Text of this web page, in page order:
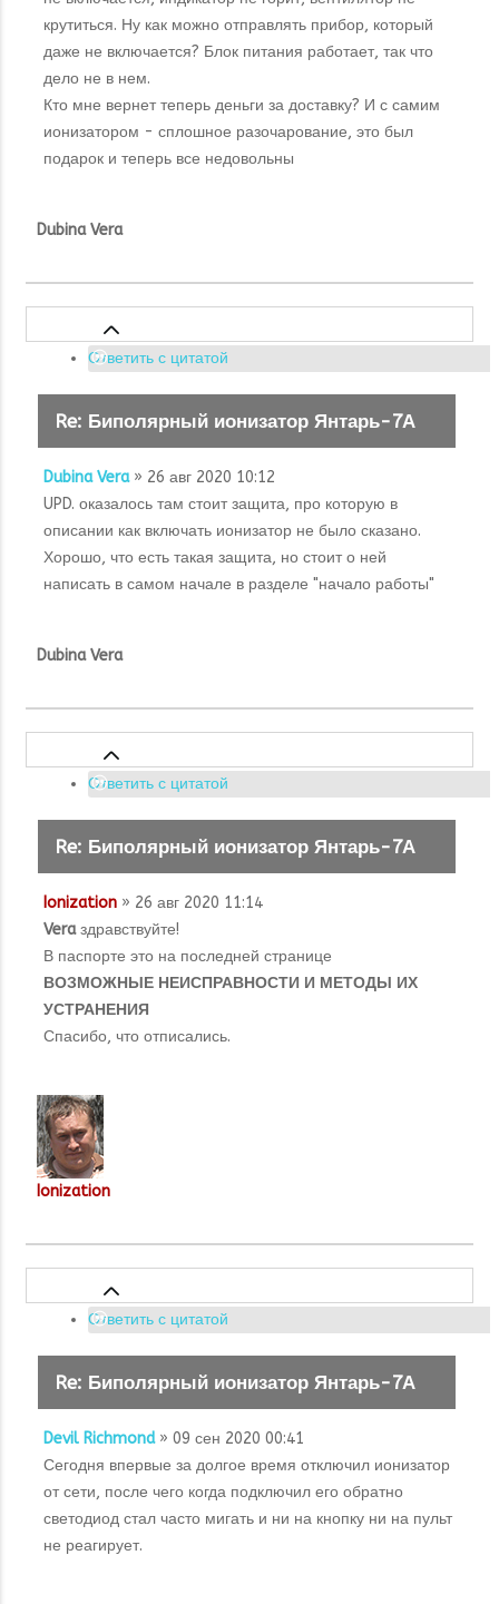
крутиться. Ну как можно отправлять прибор, который
даже не включается? Блок питания работает, так что
дело не в нем.
Кто мне вернет теперь деньги за доставку? И с самим
ионизатором - сплошное разочарование, это был
подарок и теперь все недовольны
Dubina Vera
Ответить с цитатой
Re: Биполярный ионизатор Янтарь-7А
Dubina Vera» 26 авг 2020 10:12
UPD. оказалось там стоит защита, про которую в
описании как включать ионизатор не было сказано.
Хорошо, что есть такая защита, но стоит о ней
написать в самом начале в разделе "начало работы"
Dubina Vera
Ответить с цитатой
Re: Биполярный ионизатор Янтарь-7А
Ionization » 26 авг 2020 11:14
Veraздравствуйте!
В паспорте это на последней странице
ВОЗМОЖНЫЕ НЕИСПРАВНОСТИ И МЕТОДЫ ИХ
УСТРАНЕНИЯ
Спасибо, что отписались.
Ionization
Ответить с цитатой
Re: Биполярный ионизатор Янтарь-7А
Devil Richmond» 09 сен 2020 00:41
Сегодня впервые за долгое время отключил ионизатор
от сети, после чего когда подключил его обратно
светодиод стал часто мигать и ни на кнопку ни на пульт
не реагирует.